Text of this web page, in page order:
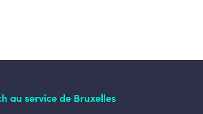
au service de Bruxelles